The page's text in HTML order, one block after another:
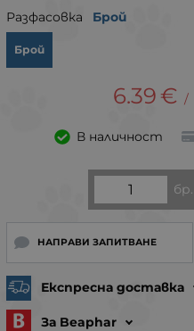
Разфасовка Брой
Брой
6.39 € /
В наличност
бр.
НАПРАВИ ЗАПИТВАНЕ
Експресна доставка
За Beaphar